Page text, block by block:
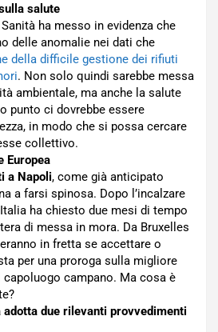
salute
ha messo in evidenza che
delle anomalie nei dati che
della difficile gestione dei rifiuti
. Non solo quindi sarebbe messa
ambientale, ma anche la salute
punto ci dovrebbe essere
in modo che si possa cercare
collettivo.
Europea
a Napoli, come già anticipato
a farsi spinosa. Dopo l’incalzare
ha chiesto due mesi di tempo
di messa in mora. Da Bruxelles
in fretta se accettare o
per una proroga sulla migliore
capoluogo campano. Ma cosa è
adotta due rilevanti provvedimenti